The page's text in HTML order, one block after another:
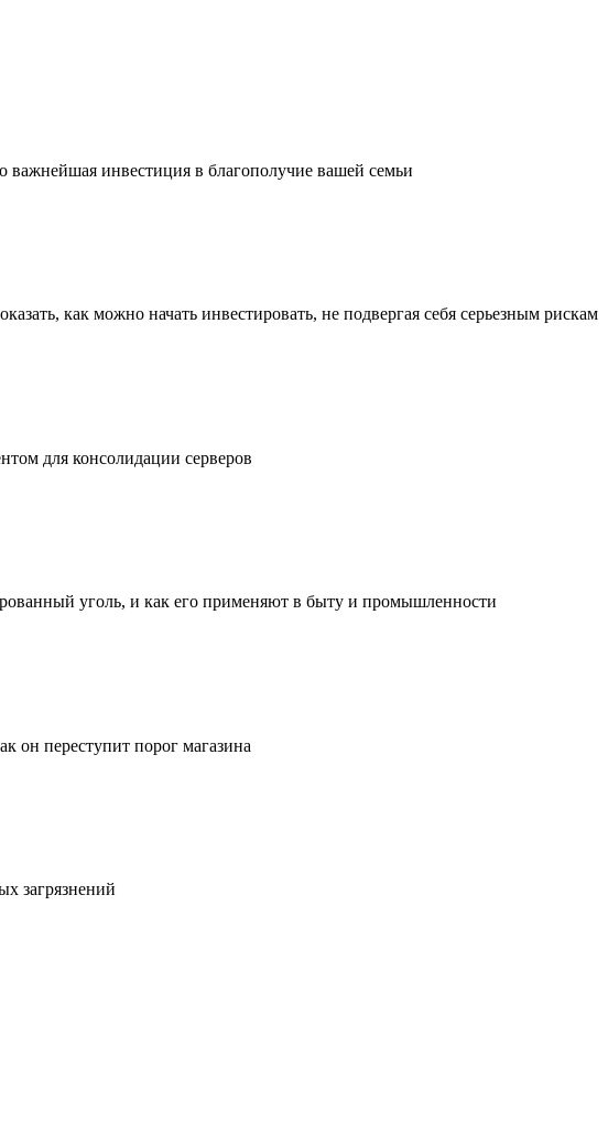
инвестиция в благополучие вашей семьи
как можно начать инвестировать, не подвергая себя серьезным рискам
для консолидации серверов
уголь, и как его применяют в быту и промышленности
он переступит порог магазина
загрязнений